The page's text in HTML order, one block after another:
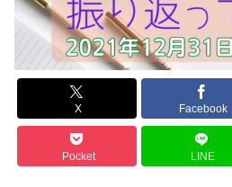
X Facebook
Pocket LINE